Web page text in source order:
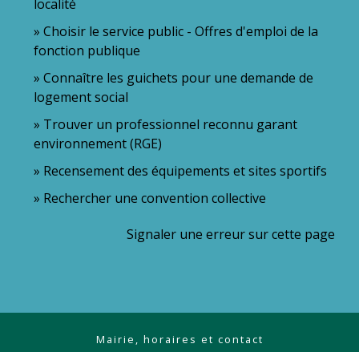
localité
Choisir le service public - Offres d'emploi de la
fonction publique
Connaître les guichets pour une demande de
logement social
Trouver un professionnel reconnu garant
environnement (RGE)
Recensement des équipements et sites sportifs
Rechercher une convention collective
Signaler une erreur sur cette page
Mairie, horaires et contact